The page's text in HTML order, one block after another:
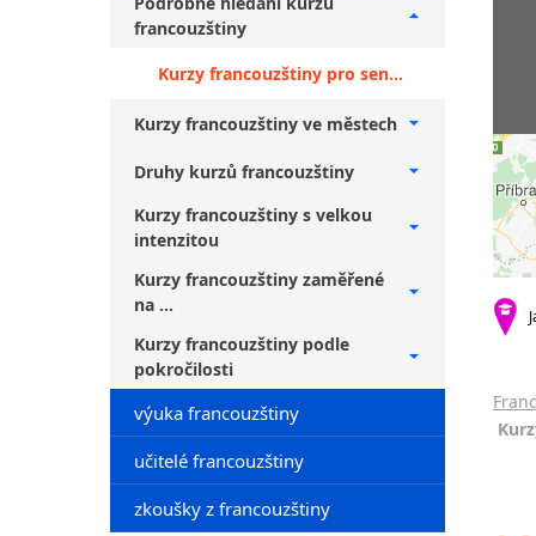
francouzštiny
Kurzy francouzštiny pro seniory Praha + nižší středně pokročilí
Kurzy francouzštiny ve městech
Druhy kurzů francouzštiny
Kurzy francouzštiny s velkou
intenzitou
Kurzy francouzštiny zaměřené
na ...
Kurzy francouzštiny podle
pokročilosti
výuka francouzštiny
učitelé francouzštiny
zkoušky z francouzštiny